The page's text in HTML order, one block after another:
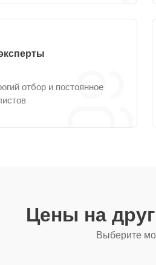
отбор и постоянное
Цены на
Выберите